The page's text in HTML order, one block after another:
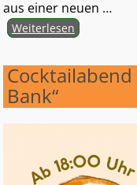
aus einer neuen …
Weiterlesen
Cocktailabend
Bank“